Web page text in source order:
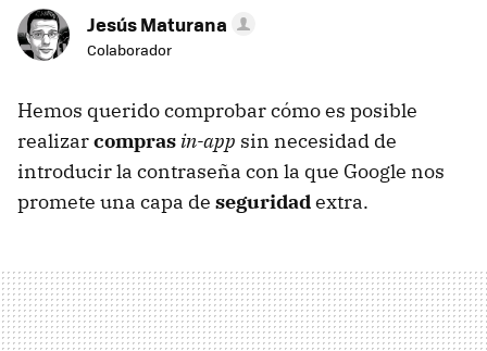
Jesús Maturana
Colaborador
Hemos querido comprobar cómo es posible
realizarcompras in-app sin necesidad de
introducir la contraseña con la que Google nos
promete una capa de seguridadextra.